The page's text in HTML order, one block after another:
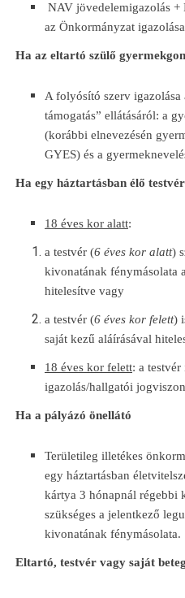
NAV jövedelemigazolás
az Önkormányzat
Ha az eltartó szülő
A folyósító szerv igazolása
támogatás” ellátásáról: a
(korábbi elnevezésén
GYES) és a
Ha egy háztartásban élő
18 éves kor alatt:
a testvér (6 éves kor alatt)
kivonatának fénymásolata
hitelesítve vagy
a testvér (6 éves kor felett)
saját kezű aláírásával
18 éves kor felett: a
igazolás/hallgatói
Ha a pályázó önellátó
Területileg illetékes
egy háztartásban
kártya 3 hónapnál régebbi
szükséges a jelentkező
kivonatának fénymásolata.
Eltartó, testvér vagy saját